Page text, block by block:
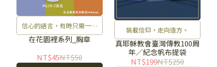
信心的語言，有時只需一朵
花說出來。
在花園裡系列_胸章
NT$45NT$50
裝載信仰，走向遠方。
真耶穌教會臺灣傳教100周
年／紀念帆布提袋
NT$199NT$250